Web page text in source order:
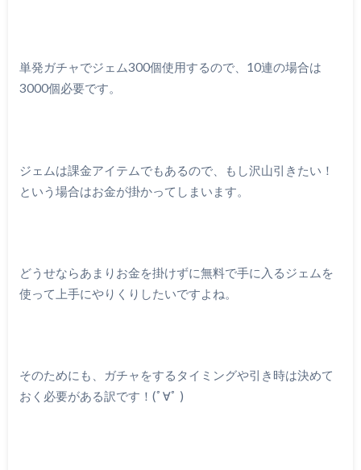
単発ガチャでジェム300個使用するので、10連の場合は
3000個必要です。
ジェムは課金アイテムでもあるので、もし沢山引きたい！
という場合はお金が掛かってしまいます。
どうせならあまりお金を掛けずに無料で手に入るジェムを
使って上手にやりくりしたいですよね。
そのためにも、ガチャをするタイミングや引き時は決めて
おく必要がある訳です！(ﾟ∀ﾟ )